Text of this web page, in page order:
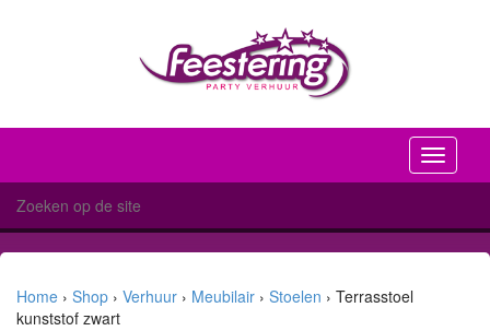
Toggle
Home › Shop › Verhuur › Meubilair › Stoelen › Terrasstoel
kunststof zwart